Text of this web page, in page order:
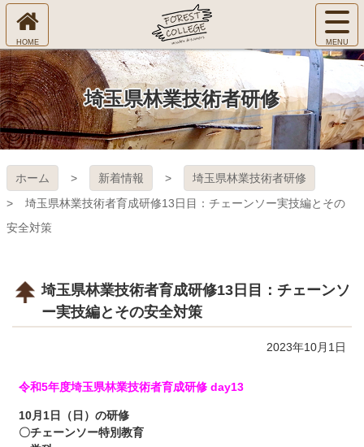
コ
テ
ン
ツ
本
文
へ
ス
プ
埼玉県林業技術者研修
ホーム 新着情報
埼玉県林業技術者研修
埼玉県林業技術者育成研修13日目：チェーンソー実技編とその
安全対策
埼玉県林業技術者育成研修13日目：チェーンソ
ー実技編とその安全対策
2023年10月1日
令和5年度埼玉県林業技術者育成研修 day13
10月1日（日）の研修
〇チェーンソー特別教育
㈱Ｆ
ＯＲ
ＥＳ
Ｔ Ｃ
ＯＬ
ＧＥ
ホ
ー
ム
へ
サ
イ
ト
ュ
ー
を
開